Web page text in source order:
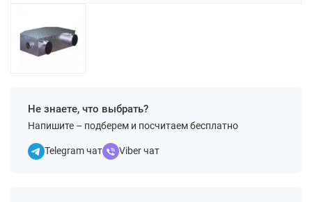
Не знаете, что выбрать?
Напишите – подберем и посчитаем бесплатно
Telegram чат Viber чат